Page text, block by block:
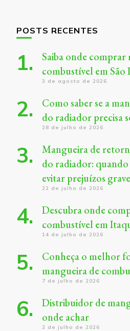
POSTS RECENTES
Saiba onde comprar
combustível em São
3 de agosto de 2026
Como saber se a
do radiador precisa
28 de julho de 2026
Mangueira de
do radiador:
evitar prejuízos
22 de julho de 2026
Descubra onde
combustível em
14 de julho de 2026
Conheça o melhor
mangueira de
7 de julho de 2026
Distribuidor de
onde achar
2 de julho de 2026